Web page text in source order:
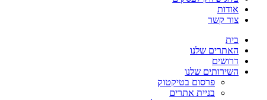
אודות
צור קשר
בית
האתרים שלנו
דרושים
השירותים שלנו
פרסום בטיקטוק
בניית אתרים